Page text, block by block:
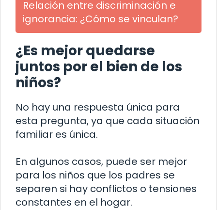
Relación entre discriminación e
ignorancia: ¿Cómo se vinculan?
¿Es mejor quedarse
juntos por el bien de los
niños?
No hay una respuesta única para
esta pregunta, ya que cada situación
familiar es única.
En algunos casos, puede ser mejor
para los niños que los padres se
separen si hay conflictos o tensiones
constantes en el hogar.